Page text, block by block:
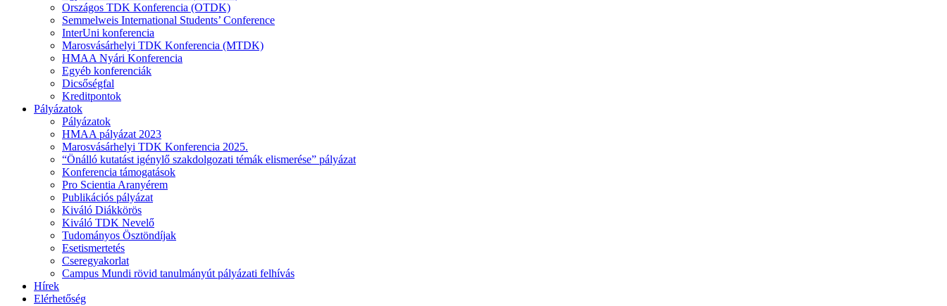
Országos TDK Konferencia (OTDK)
Semmelweis International Students’ Conference
InterUni konferencia
Marosvásárhelyi TDK Konferencia (MTDK)
HMAA Nyári Konferencia
Egyéb konferenciák
Dicsőségfal
Kreditpontok
Pályázatok
Pályázatok
HMAA pályázat 2023
Marosvásárhelyi TDK Konferencia 2025.
“Önálló kutatást igénylő szakdolgozati témák elismerése” pályázat
Konferencia támogatások
Pro Scientia Aranyérem
Publikációs pályázat
Kiváló Diákkörös
Kiváló TDK Nevelő
Tudományos Ösztöndíjak
Esetismertetés
Cseregyakorlat
Campus Mundi rövid tanulmányút pályázati felhívás
Hírek
Elérhetőség